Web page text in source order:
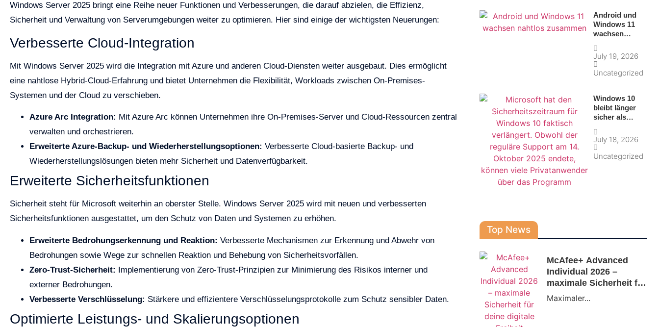
Windows Server 2025 bringt eine Reihe neuer Funktionen und Verbesserungen, die darauf abzielen, die Effizienz,
Sicherheit und Verwaltung von Serverumgebungen weiter zu optimieren. Hier sind einige der wichtigsten Neuerungen:
Verbesserte Cloud-Integration
Mit Windows Server 2025 wird die Integration mit Azure und anderen Cloud-Diensten weiter ausgebaut. Dies ermöglicht
eine nahtlose Hybrid-Cloud-Erfahrung und bietet Unternehmen die Flexibilität, Workloads zwischen On-Premises-
Systemen und der Cloud zu verschieben.
Azure Arc Integration: Mit Azure Arc können Unternehmen ihre On-Premises-Server und Cloud-Ressourcen zentral
verwalten und orchestrieren.
Erweiterte Azure-Backup- und Wiederherstellungsoptionen: Verbesserte Cloud-basierte Backup- und
Wiederherstellungslösungen bieten mehr Sicherheit und Datenverfügbarkeit.
Erweiterte Sicherheitsfunktionen
Sicherheit steht für Microsoft weiterhin an oberster Stelle. Windows Server 2025 wird mit neuen und verbesserten
Sicherheitsfunktionen ausgestattet, um den Schutz von Daten und Systemen zu erhöhen.
Erweiterte Bedrohungserkennung und Reaktion: Verbesserte Mechanismen zur Erkennung und Abwehr von
Bedrohungen sowie Wege zur schnellen Reaktion und Behebung von Sicherheitsvorfällen.
Zero-Trust-Sicherheit: Implementierung von Zero-Trust-Prinzipien zur Minimierung des Risikos interner und
externer Bedrohungen.
Verbesserte Verschlüsselung: Stärkere und effizientere Verschlüsselungsprotokolle zum Schutz sensibler Daten.
Optimierte Leistungs- und Skalierungsoptionen
Android und
Windows 11
wachsen
zusammen
July 19, 2026
Uncategorized
Windows 10
bleibt länger
sicher als
July 18, 2026
Uncategorized
Top News
McAfee+ Advanced
Individual 2026 –
maximale Sicherheit für
deine digitale Freiheit
Maximaler...